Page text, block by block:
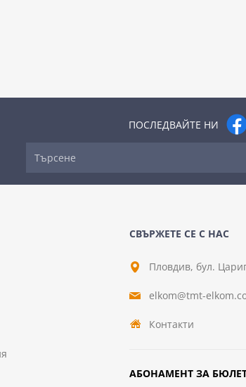
ПОСЛЕДВАЙТЕ НИ
СВЪРЖЕТЕ СЕ С НАС
Пловдив, бул.
elkom@tmt-
Контакти
АБОНАМЕНТ ЗА